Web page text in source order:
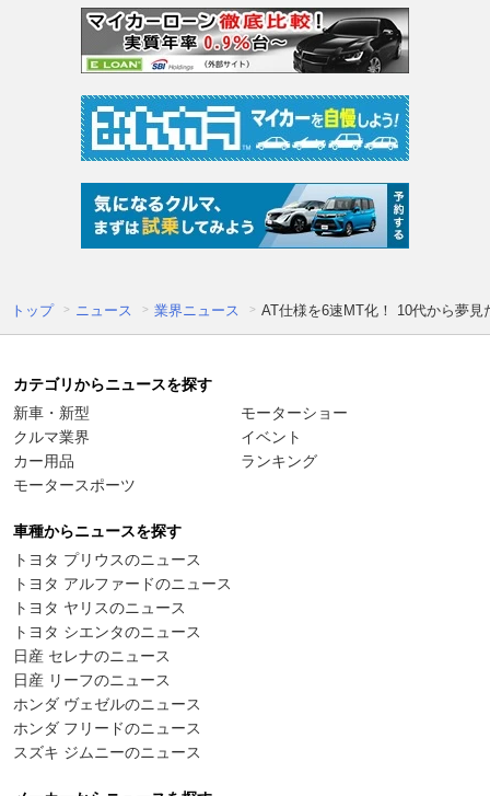
トップ ニュース 業界ニュース AT仕様を6速MT化！ 10代から夢
カテゴリからニュースを探す
新車・新型
クルマ業界
カー用品
モータースポーツ
モーターショー
イベント
ランキング
車種からニュースを探す
トヨタ プリウスのニュース
トヨタ アルファードのニュース
トヨタ ヤリスのニュース
トヨタ シエンタのニュース
日産 セレナのニュース
日産 リーフのニュース
ホンダ ヴェゼルのニュース
ホンダ フリードのニュース
スズキ ジムニーのニュース